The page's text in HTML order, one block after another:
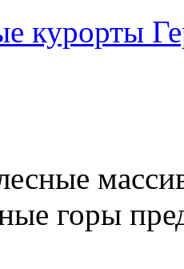
курорты
горы